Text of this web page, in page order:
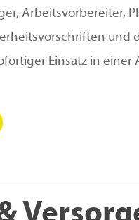
Arbeitsvorbereiter,
und
Einsatz in einer